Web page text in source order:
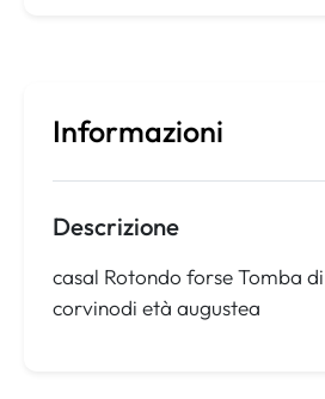
Informazioni
Descrizione
casal Rotondo forse Tomba
corvinodi età augustea